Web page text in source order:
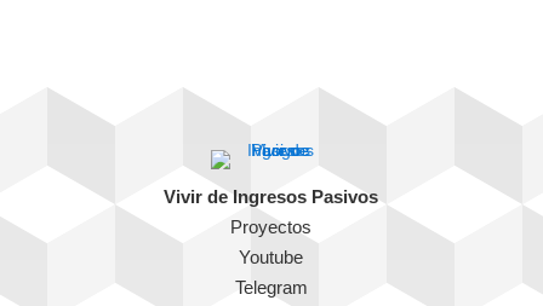
Vivir de Ingresos Pasivos
Proyectos
Youtube
Telegram